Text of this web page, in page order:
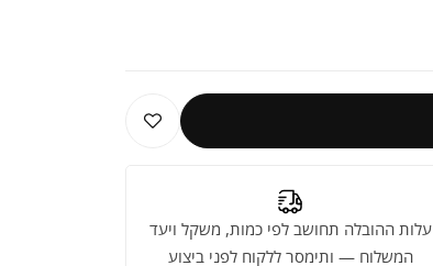
עלות ההובלה תחושב לפי כמות, משקל ויעד
המשלוח — ותימסר ללקוח לפני ביצוע